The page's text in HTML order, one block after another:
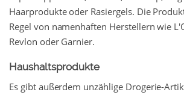
Haarprodukte oder Rasiergels. Die
Regel von namenhaften Herstellern wie
Revlon oder Garnier.
Haushaltsprodukte
Es gibt außerdem unzählige Drogerie-